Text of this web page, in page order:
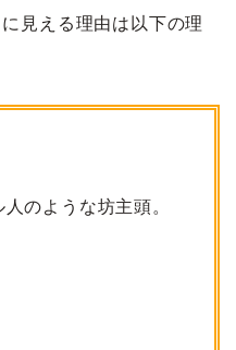
見える理由は以下の理
のような坊主頭。